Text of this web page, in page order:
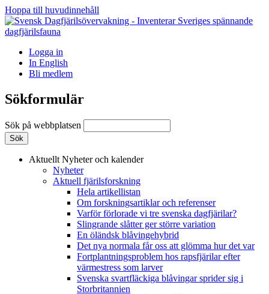
Hoppa till huvudinnehåll
Logga in
In English
Bli medlem
Sökformulär
Sök på webbplatsen
Aktuellt Nyheter och kalender
Nyheter
Aktuell fjärilsforskning
Hela artikellistan
Om forskningsartiklar och referenser
Varför förlorade vi tre svenska dagfjärilar?
Slingrande slåtter ger större variation
En öländsk blåvingehybrid
Det nya normala får oss att glömma hur det var
Fortplantningsproblem hos rapsfjärilar efter
värmestress som larver
Svenska svartfläckiga blåvingar sprider sig i
Storbritannien